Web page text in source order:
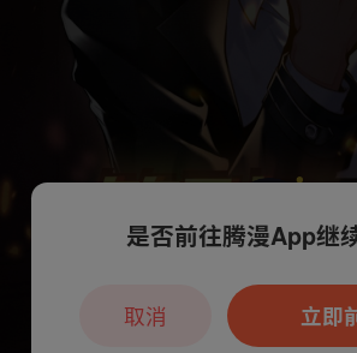
本章节仅支持App阅读，可打
户7天免费看
是否前往腾漫App继
立即
取消